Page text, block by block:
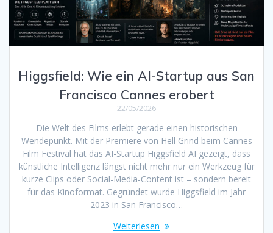
Higgsfield: Wie ein AI-Startup aus San
Francisco Cannes erobert
22/05/2026
Die Welt des Films erlebt gerade einen historischen
Wendepunkt. Mit der Premiere von Hell Grind beim Cannes
Film Festival hat das AI-Startup Higgsfield AI gezeigt, dass
künstliche Intelligenz längst nicht mehr nur ein Werkzeug für
kurze Clips oder Social-Media-Content ist – sondern bereit
für das Kinoformat. Gegründet wurde Higgsfield im Jahr
2023 in San Francisco…
Weiterlesen